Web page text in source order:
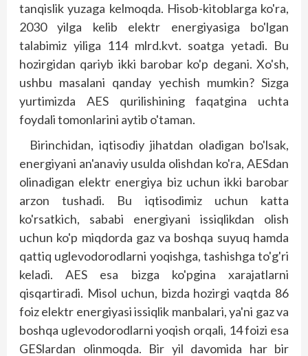
tanqislik yuzaga kelmoqda. Hisob-kitoblarga ko'ra,
2030 yilga kelib elektr energiyasiga bo'lgan
talabimiz yiliga 114 mlrd.kvt. soatga yetadi. Bu
hozirgidan qariyb ikki barobar ko'p degani. Xo'sh,
ushbu masalani qanday yechish mumkin? Sizga
yurtimizda AES qurilishining faqatgina uchta
foydali tomonlarini aytib o'taman.
Birinchidan, iqtisodiy jihatdan oladigan bo'lsak,
energiyani an'anaviy usulda olishdan ko'ra, AESdan
olinadigan elektr energiya biz uchun ikki barobar
arzon tushadi. Bu iqtisodimiz uchun katta
ko'rsatkich, sababi energiyani issiqlikdan olish
uchun ko'p miqdorda gaz va boshqa suyuq hamda
qattiq uglevodorodlarni yoqishga, tashishga to'g'ri
keladi. AES esa bizga ko'pgina xarajatlarni
qisqartiradi. Misol uchun, bizda hozirgi vaqtda 86
foiz elektr energiyasi issiqlik manbalari, ya'ni gaz va
boshqa uglevodorodlarni yoqish orqali, 14 foizi esa
GESlardan olinmoqda. Bir yil davomida har bir